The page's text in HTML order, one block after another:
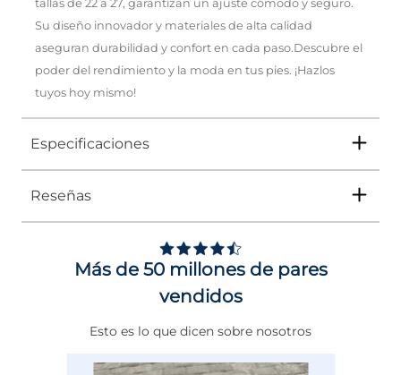
tallas de 22 a 27, garantizan un ajuste cómodo y seguro.
Su diseño innovador y materiales de alta calidad
aseguran durabilidad y confort en cada paso.Descubre el
poder del rendimiento y la moda en tus pies. ¡Hazlos
tuyos hoy mismo!
Especificaciones
Tipo
Género Mujer
DE 0 A 4 cms
NORMAL
NEGRO
Reseñas
Más de 50 millones de pares
vendidos
Esto es lo que dicen sobre nosotros